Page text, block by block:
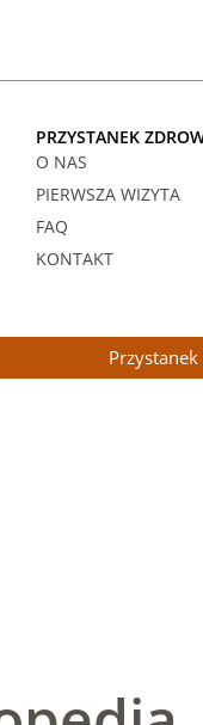
PRZYSTANEK
O NAS
PIERWSZA WIZYTA
FAQ
KONTAKT